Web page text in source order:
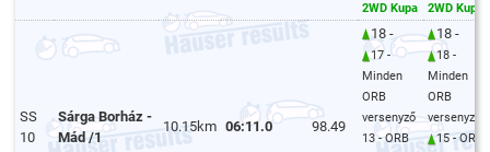
2WD Kupa
2WD Kupa
SS
10
Sárga Borház -
Mád /1
10.15km 06:11.0 98.49
18 -
17 -
Minden
ORB
versenyző
13 - ORB
18 -
18 -
Minden
ORB
versenyző
15 - ORB